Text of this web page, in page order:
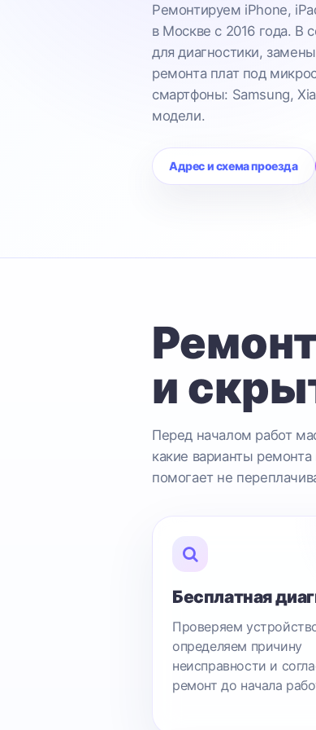
Ремонтируем iPhone,
в Москве с 2016 года. В
для диагностики,
ремонта плат под
смартфоны: Samsung,
модели.
Адрес и схема проезда
и
Перед началом работ
какие варианты
помогает не
Бесплатная
Проверяем
определяем причину
неисправности и
ремонт до начала